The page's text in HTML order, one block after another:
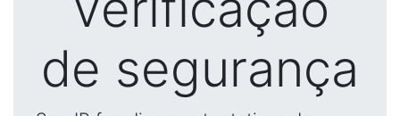
de segurança